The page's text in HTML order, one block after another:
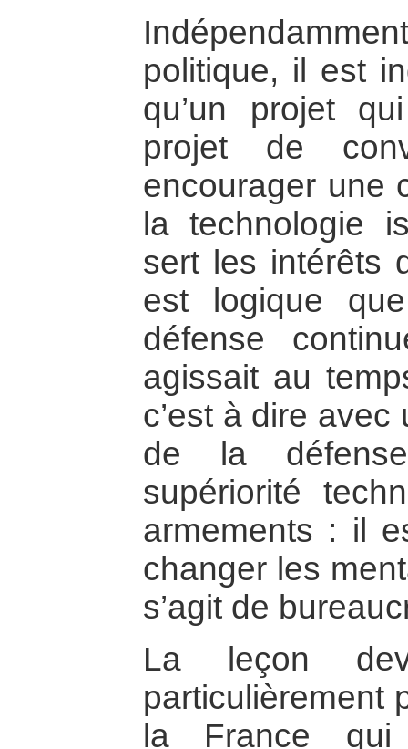
politique, il est
qu’un projet
projet de
encourager une
la technologie
sert les intérêts
est logique
défense
agissait au
c’est à dire
de la
supériorité
armements : il
changer les
s’agit de
La leçon
particulièrement
la France